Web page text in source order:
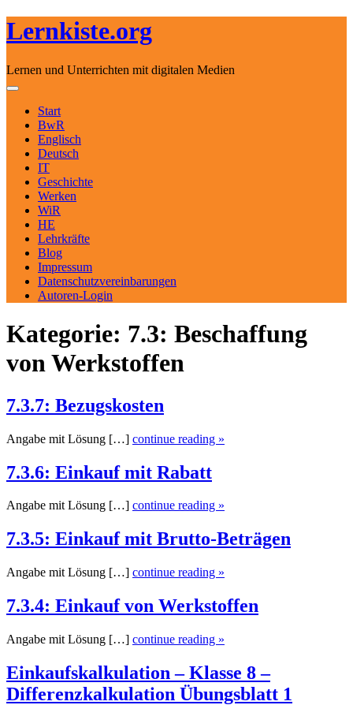
Lernkiste.org
Lernen und Unterrichten mit digitalen Medien
Skip to content
Toggle navigation
Start
BwR
Englisch
Deutsch
IT
Geschichte
Werken
WiR
HE
Lehrkräfte
Blog
Impressum
Datenschutzvereinbarungen
Autoren-Login
Kategorie: 7.3: Beschaffung
von Werkstoffen
7.3.7: Bezugskosten
Angabe mit Lösung […] continue reading »
7.3.6: Einkauf mit Rabatt
Angabe mit Lösung […] continue reading »
7.3.5: Einkauf mit Brutto-Beträgen
Angabe mit Lösung […] continue reading »
7.3.4: Einkauf von Werkstoffen
Angabe mit Lösung […] continue reading »
Einkaufskalkulation – Klasse 8 –
Differenzkalkulation Übungsblatt 1